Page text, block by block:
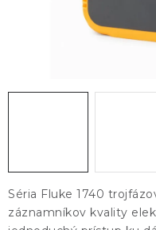
Obchodné podmienky
Séria Fluke 1740
záznamníkov kvality